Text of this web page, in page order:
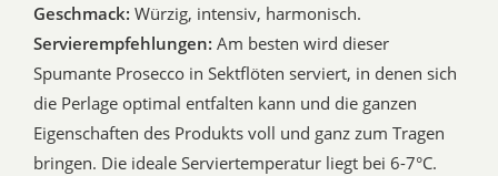
Geschmack: Würzig, intensiv, harmonisch.
Servierempfehlungen: Am besten wird dieser
Spumante Prosecco in Sektflöten serviert, in denen sich
die Perlage optimal entfalten kann und die ganzen
Eigenschaften des Produkts voll und ganz zum Tragen
bringen. Die ideale Serviertemperatur liegt bei 6-7°C.